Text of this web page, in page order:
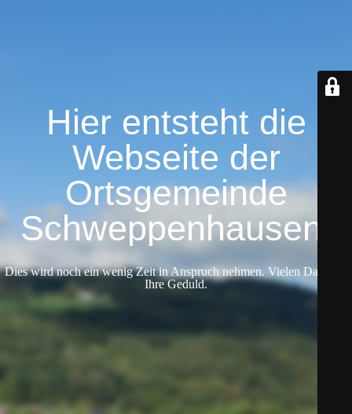
Hier entsteht die
Webseite der
Ortsgemeinde
Schweppenhausen.
Dies wird noch ein wenig Zeit in Anspruch nehmen. Vielen Dank für
Ihre Geduld.